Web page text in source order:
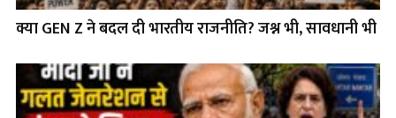
क्या GEN Z ने बदल दी भारतीय राजनीति? जश्न भी, सावधानी भी